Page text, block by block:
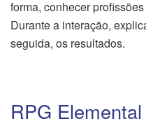
forma, conhecer
Durante a interação,
seguida, os resultados.
RPG